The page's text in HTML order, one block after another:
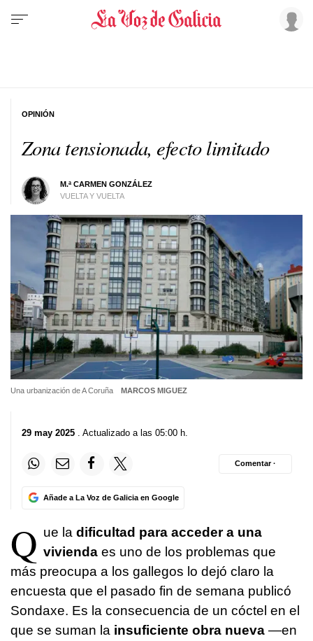
Zona tensionada, efecto limitado
M.ª CARMEN GONZÁLEZ
VUELTA Y VUELTA
OPINIÓN
Una urbanización de A Coruña MARCOS MIGUEZ
29 may 2025 . Actualizado a las 05:00 h.
Añade a La Voz de Galicia en Google
Comentar ·
Q ue la dificultad para acceder a una
vivienda es uno de los problemas que
más preocupa a los gallegos lo dejó claro la
encuesta que el pasado fin de semana publicó
Sondaxe. Es la consecuencia de un cóctel en el
que se suman la insuficiente obra nueva —en